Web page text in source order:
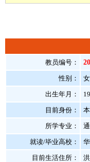
教员编号：
性别： 女
出生年月：
目前身份：
所学专业：
就读/毕业高校：
目前生活住所：